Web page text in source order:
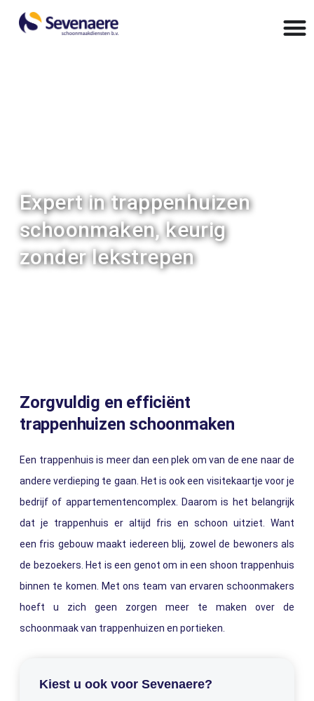
Expert in trappenhuizen
schoonmaken, keurig
zonder lekstrepen
Zorgvuldig en efficiënt
trappenhuizen schoonmaken
Een trappenhuis is meer dan een plek om van de ene naar de
andere verdieping te gaan. Het is ook een visitekaartje voor je
bedrijf of appartementencomplex. Daarom is het belangrijk
dat je trappenhuis er altijd fris en schoon uitziet. Want
een fris gebouw maakt iedereen blij, zowel de bewoners als
de bezoekers. Het is een genot om in een shoon trappenhuis
binnen te komen. Met ons team van ervaren schoonmakers
hoeft u zich geen zorgen meer te maken over de
schoonmaak van trappenhuizen en portieken.
Kiest u ook voor Sevenaere?